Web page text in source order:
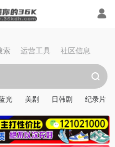
索 运营工具 社区信息
光 美剧 日韩剧 纪录片